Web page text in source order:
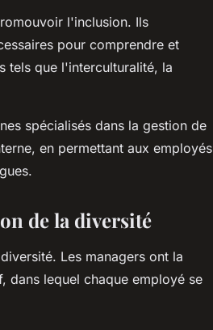
l'inclusion. Ils
pour comprendre et
tels que l'interculturalité, la
spécialisés dans la gestion de
en permettant aux employés
de la diversité
Les managers ont la
dans lequel chaque employé se